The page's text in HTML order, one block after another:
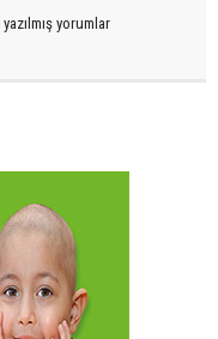
yorumlar